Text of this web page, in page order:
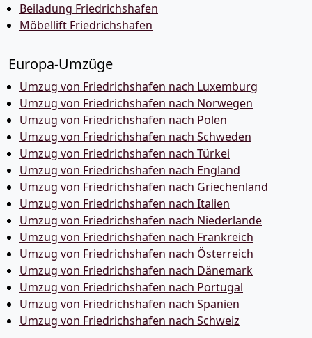
Beiladung Friedrichshafen
Möbellift Friedrichshafen
Europa-Umzüge
Umzug von Friedrichshafen nach Luxemburg
Umzug von Friedrichshafen nach Norwegen
Umzug von Friedrichshafen nach Polen
Umzug von Friedrichshafen nach Schweden
Umzug von Friedrichshafen nach Türkei
Umzug von Friedrichshafen nach England
Umzug von Friedrichshafen nach Griechenland
Umzug von Friedrichshafen nach Italien
Umzug von Friedrichshafen nach Niederlande
Umzug von Friedrichshafen nach Frankreich
Umzug von Friedrichshafen nach Österreich
Umzug von Friedrichshafen nach Dänemark
Umzug von Friedrichshafen nach Portugal
Umzug von Friedrichshafen nach Spanien
Umzug von Friedrichshafen nach Schweiz